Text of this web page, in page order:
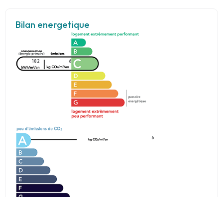
Bilan energetique
182 6
6